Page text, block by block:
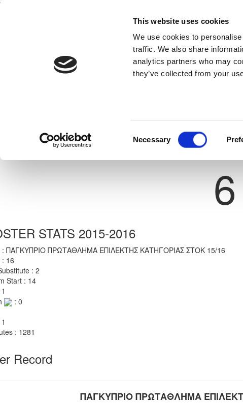
This website uses cookies
We use cookies to
traffic. We also share
analytics partners who may
they’ve collected from your
Necessary
Competitions
31/05/2015
6
STATS 2015-2016
: ΠΑΓΚΥΠΡΙΟ ΠΡΩΤΑΘΛΗΜΑ ΕΠΙΛΕΚΤΗΣ ΚΑΤΗΓΟΡΙΑΣ ΣΤΟΚ 15/16
: 16
: 2
Start : 14
: 0
: 1281
Record
ΠΑΓΚΥΠΡΙΟ ΠΡΩΤΑΘΛΗΜΑ